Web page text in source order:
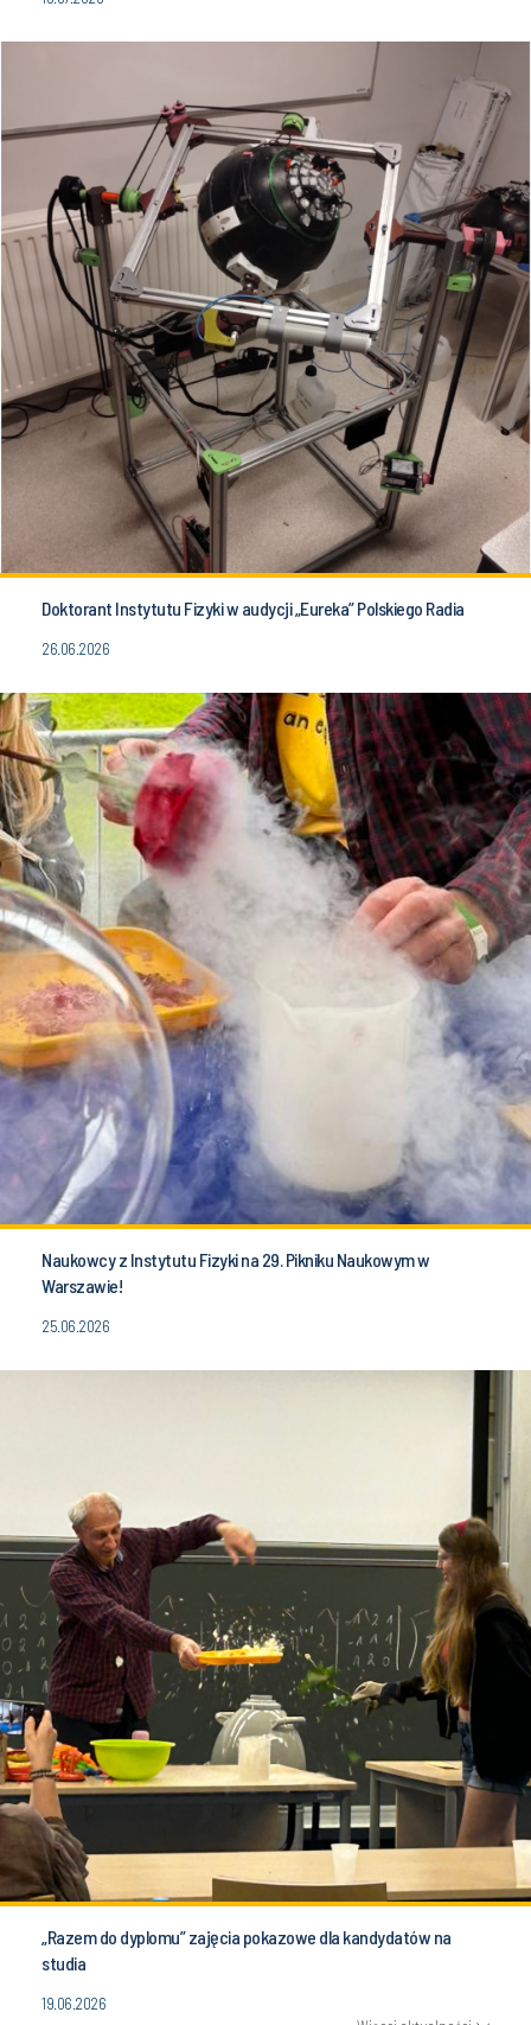
Doktorant Instytutu Fizyki w audycji „Eureka” Polskiego Radia
26.06.2026
Naukowcy z Instytutu Fizyki na 29. Pikniku Naukowym w
Warszawie!
25.06.2026
„Razem do dyplomu” zajęcia pokazowe dla kandydatów na
studia
19.06.2026